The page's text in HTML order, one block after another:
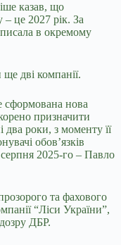
казав, що
це 2027 рік. За
в окремому
дві компанії.
сформована нова
призначити
два роки, з моменту її
обов’язків
2025-го – Павло
та фахового
“Ліси України”,
ДБР.